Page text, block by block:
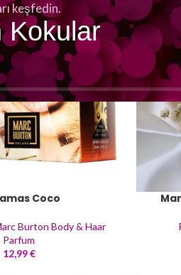
keşfedin.
Kokular
Coco
Burton Body & Haar
Parfum
12,99€